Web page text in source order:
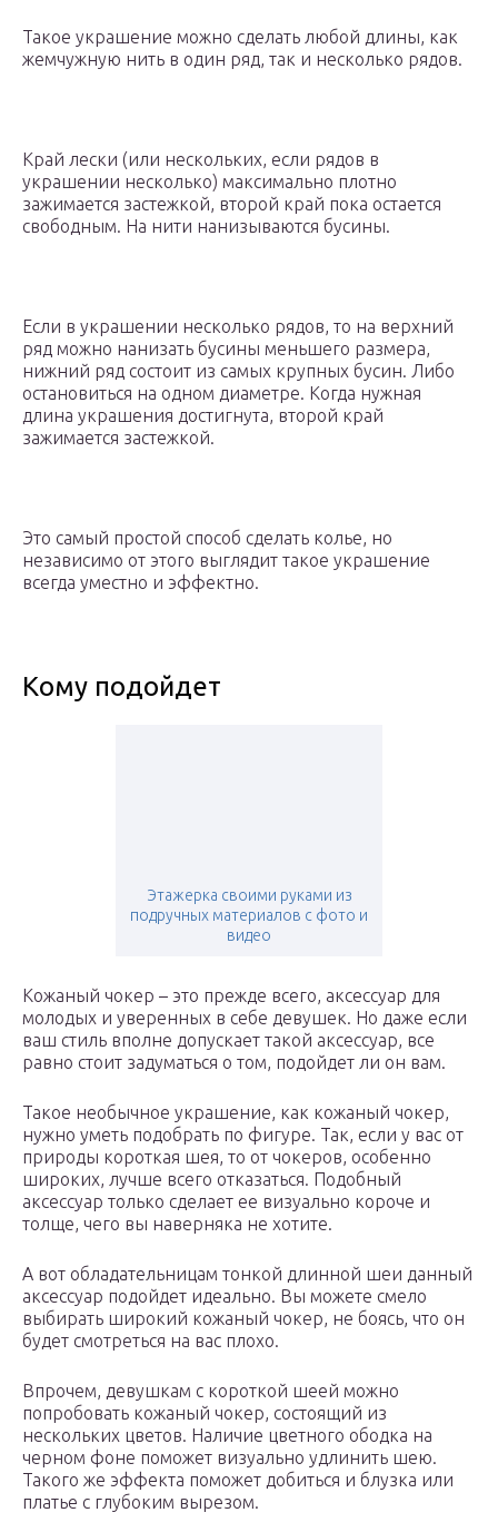
Такое украшение можно сделать любой длины, как
жемчужную нить в один ряд, так и несколько рядов.
Край лески (или нескольких, если рядов в
украшении несколько) максимально плотно
зажимается застежкой, второй край пока остается
свободным. На нити нанизываются бусины.
Если в украшении несколько рядов, то на верхний
ряд можно нанизать бусины меньшего размера,
нижний ряд состоит из самых крупных бусин. Либо
остановиться на одном диаметре. Когда нужная
длина украшения достигнута, второй край
зажимается застежкой.
Это самый простой способ сделать колье, но
независимо от этого выглядит такое украшение
всегда уместно и эффектно.
Кому подойдет
Этажерка своими руками из
подручных материалов с фото и
видео
Кожаный чокер – это прежде всего, аксессуар для
молодых и уверенных в себе девушек. Но даже если
ваш стиль вполне допускает такой аксессуар, все
равно стоит задуматься о том, подойдет ли он вам.
Такое необычное украшение, как кожаный чокер,
нужно уметь подобрать по фигуре. Так, если у вас от
природы короткая шея, то от чокеров, особенно
широких, лучше всего отказаться. Подобный
аксессуар только сделает ее визуально короче и
толще, чего вы наверняка не хотите.
А вот обладательницам тонкой длинной шеи данный
аксессуар подойдет идеально. Вы можете смело
выбирать широкий кожаный чокер, не боясь, что он
будет смотреться на вас плохо.
Впрочем, девушкам с короткой шеей можно
попробовать кожаный чокер, состоящий из
нескольких цветов. Наличие цветного ободка на
черном фоне поможет визуально удлинить шею.
Такого же эффекта поможет добиться и блузка или
платье с глубоким вырезом.